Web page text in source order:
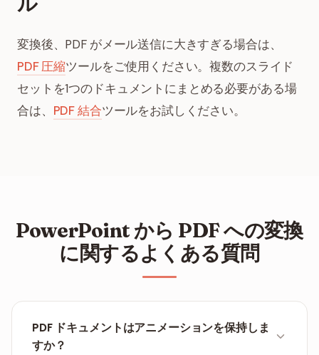
変換後、PDF がメール送信に大きすぎる場合は、
PDF 圧縮ツールをご使用ください。複数のスライド
セットを1つのドキュメントにまとめる必要がある場
合は、 PDF 結合ツールをお試しください。
PowerPoint から PDF への変換
に関するよくある質問
PDF ドキュメントはアニメーションを保持しま
すか？